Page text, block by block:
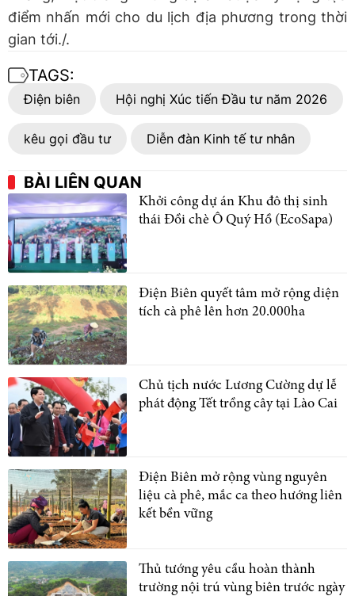
điểm nhấn mới cho du lịch địa phương trong thời
gian tới./.
TAGS:
Điện biên Hội nghị Xúc tiến Đầu tư năm 2026
kêu gọi đầu tư Diễn đàn Kinh tế tư nhân
BÀI LIÊN QUAN
Khởi công dự án Khu đô thị sinh
thái Đồi chè Ô Quý Hồ (EcoSapa)
Điện Biên quyết tâm mở rộng diện
tích cà phê lên hơn 20.000ha
Chủ tịch nước Lương Cường dự lễ
phát động Tết trồng cây tại Lào Cai
Điện Biên mở rộng vùng nguyên
liệu cà phê, mắc ca theo hướng liên
kết bền vững
Thủ tướng yêu cầu hoàn thành
trường nội trú vùng biên trước ngày